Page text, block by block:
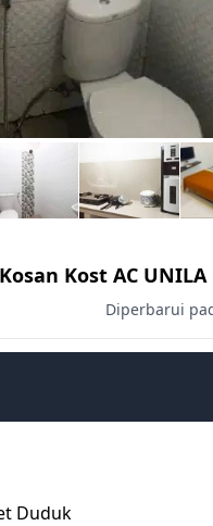
Kost AC
Diperbarui
Duduk